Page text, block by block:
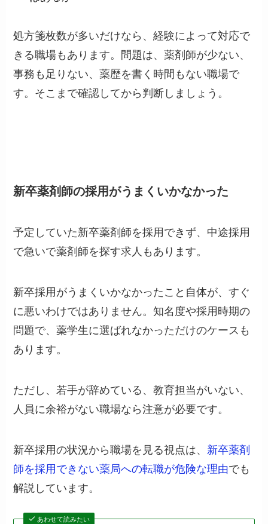
処方箋枚数が多いだけなら、経験によって対応で
きる職場もあります。問題は、薬剤師が少ない、
事務も足りない、薬歴を書く時間もない職場で
す。そこまで確認してから判断しましょう。
新卒薬剤師の採用がうまくいかなかった
予定していた新卒薬剤師を採用できず、中途採用
で急いで薬剤師を探す求人もあります。
新卒採用がうまくいかなかったこと自体が、すぐ
に悪いわけではありません。知名度や採用時期の
問題で、薬学生に選ばれなかっただけのケースも
あります。
ただし、若手が辞めている、教育担当がいない、
人員に余裕がない職場なら注意が必要です。
新卒採用の状況から職場を見る視点は、 新卒薬剤
師を採用できない薬局への転職が危険な理由でも
解説しています。
あわせて読みたい